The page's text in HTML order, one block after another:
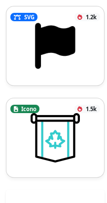
SVG 1.2k
Icono 1.5k